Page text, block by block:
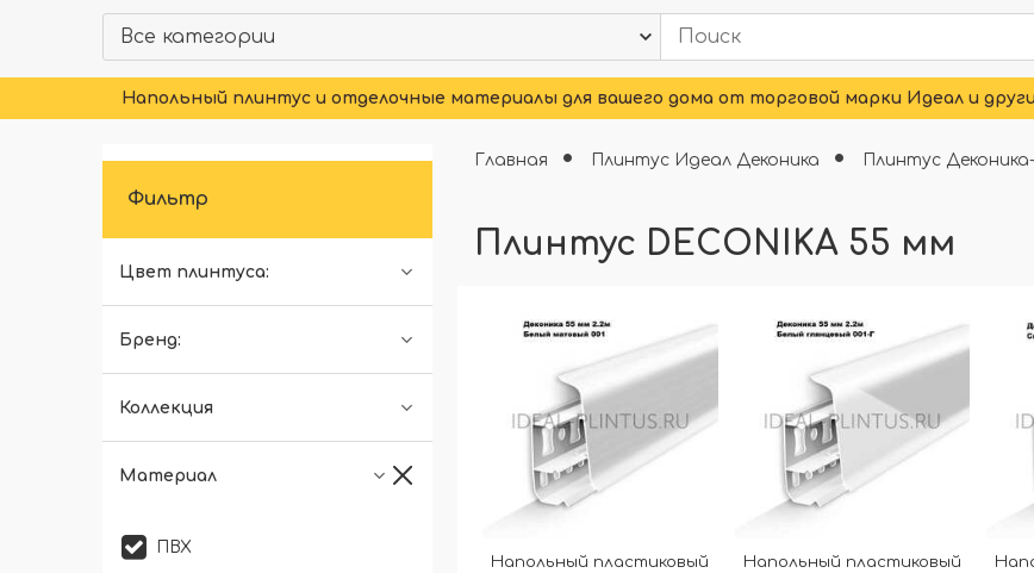
Напольный плинтус и отделочные материалы для вашего дома от торговой марки Идеал и
Фильтр
Цвет плинтуса:
Бренд:
Коллекция
Материал
ПВХ
Главная Плинтус Идеал Деконика Плинтус
Плинтус DECONIKA 55 мм
Напольный пластиковый
Напольный пластиковый